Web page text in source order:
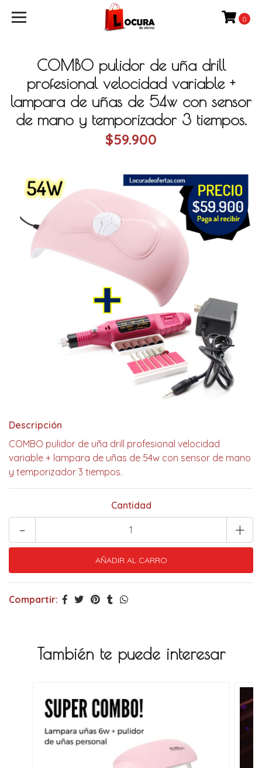
0
COMBO pulidor de uña drill
profesional velocidad variable +
lampara de uñas de 54w con sensor
de mano y temporizador 3 tiempos.
$59.900
Descripción
COMBO pulidor de uña drill profesional velocidad
variable + lampara de uñas de 54w con sensor de mano
y temporizador 3 tiempos.
Cantidad
+
-
Compartir:
También te puede interesar